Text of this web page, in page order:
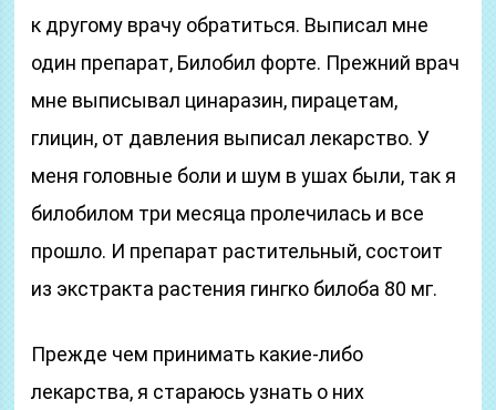
к другому врачу обратиться. Выписал мне
один препарат, Билобил форте. Прежний врач
мне выписывал цинаразин, пирацетам,
глицин, от давления выписал лекарство. У
меня головные боли и шум в ушах были, так я
билобилом три месяца пролечилась и все
прошло. И препарат растительный, состоит
из экстракта растения гингко билоба 80 мг.
Прежде чем принимать какие-либо
лекарства, я стараюсь узнать о них